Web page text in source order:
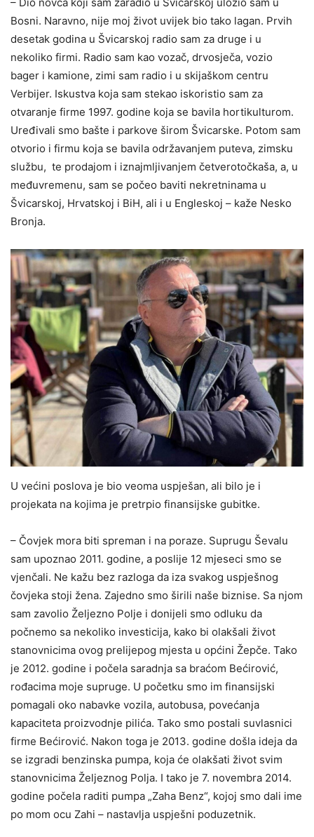
Bosni. Naravno, nije moj život uvijek bio tako lagan. Prvih
desetak godina u Švicarskoj radio sam za druge i u
nekoliko firmi. Radio sam kao vozač, drvosječa, vozio
bager i kamione, zimi sam radio i u skijaškom centru
Verbijer. Iskustva koja sam stekao iskoristio sam za
otvaranje firme 1997. godine koja se bavila hortikulturom.
Uređivali smo bašte i parkove širom Švicarske. Potom sam
otvorio i firmu koja se bavila održavanjem puteva, zimsku
službu, te prodajom i iznajmljivanjem četverotočkaša, a, u
međuvremenu, sam se počeo baviti nekretninama u
Švicarskoj, Hrvatskoj i BiH, ali i u Engleskoj – kaže Nesko
Bronja.
U većini poslova je bio veoma uspješan, ali bilo je i
projekata na kojima je pretrpio finansijske gubitke.
– Čovjek mora biti spreman i na poraze. Suprugu Ševalu
sam upoznao 2011. godine, a poslije 12 mjeseci smo se
vjenčali. Ne kažu bez razloga da iza svakog uspješnog
čovjeka stoji žena. Zajedno smo širili naše biznise. Sa njom
sam zavolio Željezno Polje i donijeli smo odluku da
počnemo sa nekoliko investicija, kako bi olakšali život
stanovnicima ovog prelijepog mjesta u općini Žepče. Tako
je 2012. godine i počela saradnja sa braćom Bećirović,
rođacima moje supruge. U početku smo im finansijski
pomagali oko nabavke vozila, autobusa, povećanja
kapaciteta proizvodnje pilića. Tako smo postali suvlasnici
firme Bećirović. Nakon toga je 2013. godine došla ideja da
se izgradi benzinska pumpa, koja će olakšati život svim
stanovnicima Željeznog Polja. I tako je 7. novembra 2014.
godine počela raditi pumpa „Zaha Benz“, kojoj smo dali ime
po mom ocu Zahi – nastavlja uspješni poduzetnik.